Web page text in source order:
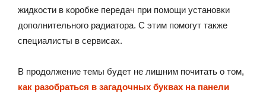
жидкости в коробке передач при помощи установки
дополнительного радиатора. С этим помогут также
специалисты в сервисах.
В продолжение темы будет не лишним почитать о том,
как разобраться в загадочных буквах на панели